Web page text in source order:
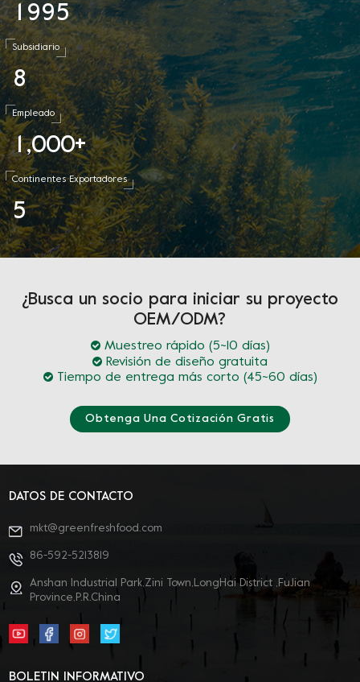
1 995
Subsidiario
8
Empleado
1 ,000+
Continentes Exportadores
5
¿Busca un socio para iniciar su proyecto
OEM/ODM?
Muestreo rápido (5~10 días)
Revisión de diseño gratuita
Tiempo de entrega más corto (45~60 días)
Obtenga Una Cotización Gratis
DATOS DE CONTACTO
mkt@greenfreshfood.com
86-592-5213819
Anshan Industrial Park,Zini Town,LongHai District ,FuJian
Province,P.R.China
BOLETIN INFORMATIVO